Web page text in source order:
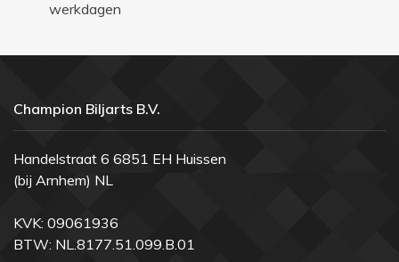
werkdagen
Champion Biljarts B.V.
Handelstraat 6 6851 EH Huissen
(bij Arnhem) NL
KVK: 09061936
BTW: NL.8177.51.099.B.01